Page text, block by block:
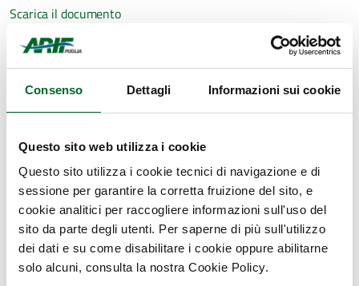
Consenso Dettagli Informazioni sui cookie
Questo sito web utilizza i cookie
Questo sito utilizza i cookie tecnici di navigazione e di
sessione per garantire la corretta fruizione del sito, e
cookie analitici per raccogliere informazioni sull'uso del
sito da parte degli utenti. Per saperne di più sull'utilizzo
dei dati e su come disabilitare i cookie oppure abilitarne
solo alcuni, consulta la nostra Cookie Policy.
Scarica il documento
Attività Irrigue
–Sede Bari sud
Sede Bari Murgia
–Sede Bari sud est
Sede Taranto
Sede Brindisi
Sede Lecce